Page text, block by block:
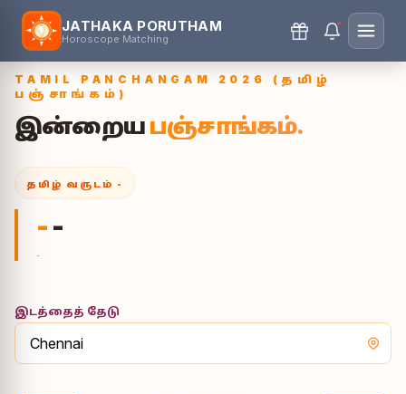
JATHAKA PORUTHAM
Horoscope Matching
TAMIL PANCHANGAM 2026 (தமிழ்
பஞ்சாங்கம்)
இன்றைய பஞ்சாங்கம்.
தமிழ் வருடம் -
--
-
இடத்தைத் தேடு